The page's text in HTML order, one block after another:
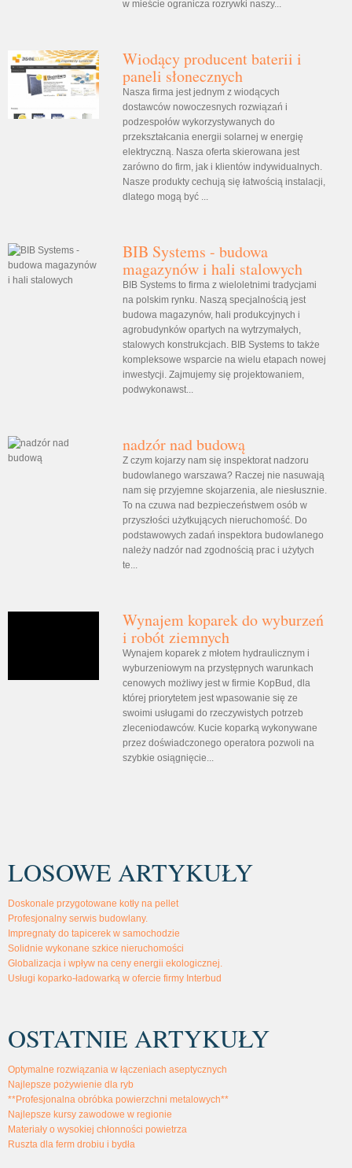
w mieście ogranicza rozrywki naszy...
Wiodący producent baterii i
paneli słonecznych
Nasza firma jest jednym z wiodących
dostawców nowoczesnych rozwiązań i
podzespołów wykorzystywanych do
przekształcania energii solarnej w energię
elektryczną. Nasza oferta skierowana jest
zarówno do firm, jak i klientów indywidualnych.
Nasze produkty cechują się łatwością instalacji,
dlatego mogą być ...
BIB Systems - budowa
magazynów i hali stalowych
BIB Systems to firma z wieloletnimi tradycjami
na polskim rynku. Naszą specjalnością jest
budowa magazynów, hali produkcyjnych i
agrobudynków opartych na wytrzymałych,
stalowych konstrukcjach. BIB Systems to także
kompleksowe wsparcie na wielu etapach nowej
inwestycji. Zajmujemy się projektowaniem,
podwykonawst...
nadzór nad budową
Z czym kojarzy nam się inspektorat nadzoru
budowlanego warszawa? Raczej nie nasuwają
nam się przyjemne skojarzenia, ale niesłusznie.
To na czuwa nad bezpieczeństwem osób w
przyszłości użytkujących nieruchomość. Do
podstawowych zadań inspektora budowlanego
należy nadzór nad zgodnością prac i użytych
te...
Wynajem koparek do wyburzeń
i robót ziemnych
Wynajem koparek z młotem hydraulicznym i
wyburzeniowym na przystępnych warunkach
cenowych możliwy jest w firmie KopBud, dla
której priorytetem jest wpasowanie się ze
swoimi usługami do rzeczywistych potrzeb
zleceniodawców. Kucie koparką wykonywane
przez doświadczonego operatora pozwoli na
szybkie osiągnięcie...
LOSOWE ARTYKUŁY
Doskonale przygotowane kotły na pellet
Profesjonalny serwis budowlany.
Impregnaty do tapicerek w samochodzie
Solidnie wykonane szkice nieruchomości
Globalizacja i wpływ na ceny energii ekologicznej.
Usługi koparko-ładowarką w ofercie firmy Interbud
OSTATNIE ARTYKUŁY
Optymalne rozwiązania w łączeniach aseptycznych
Najlepsze pożywienie dla ryb
**Profesjonalna obróbka powierzchni metalowych**
Najlepsze kursy zawodowe w regionie
Materiały o wysokiej chłonności powietrza
Ruszta dla ferm drobiu i bydła